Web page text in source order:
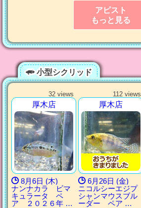
アピスト
もっと見る
小型シクリッド
32 views
厚木店
8月6日 (木)
ナンナカラ ビマ
キュラータ ペ
ア ２０２６年 …
112 views
厚木店
6月26日 (金)
ニコルシーエジプ
シャンマウスブル
ーダー ペア …